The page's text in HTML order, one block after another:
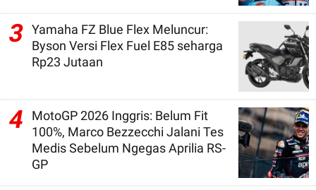
3 Yamaha FZ Blue Flex Meluncur:
Byson Versi Flex Fuel E85 seharga
Rp23 Jutaan
4
MotoGP 2026 Inggris: Belum Fit
100%, Marco Bezzecchi Jalani Tes
Medis Sebelum Ngegas Aprilia RS-
GP